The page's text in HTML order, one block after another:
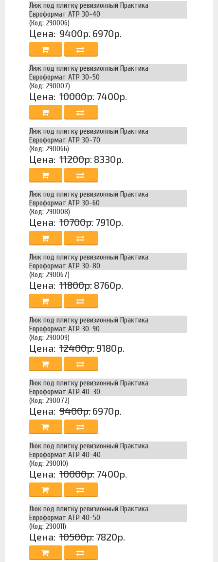
Люк под плитку ревизионный Практика
Евроформат АТР 30-40
(Код: 290006)
Цена: 9400р. 6970р.
Люк под плитку ревизионный Практика
Евроформат АТР 30-50
(Код: 290007)
Цена: 10000р. 7400р.
Люк под плитку ревизионный Практика
Евроформат АТР 30-70
(Код: 290066)
Цена: 11200р. 8330р.
Люк под плитку ревизионный Практика
Евроформат АТР 30-60
(Код: 290008)
Цена: 10700р. 7910р.
Люк под плитку ревизионный Практика
Евроформат АТР 30-80
(Код: 290067)
Цена: 11800р. 8760р.
Люк под плитку ревизионный Практика
Евроформат АТР 30-90
(Код: 290009)
Цена: 12400р. 9180р.
Люк под плитку ревизионный Практика
Евроформат АТР 40-30
(Код: 290072)
Цена: 9400р. 6970р.
Люк под плитку ревизионный Практика
Евроформат АТР 40-40
(Код: 290010)
Цена: 10000р. 7400р.
Люк под плитку ревизионный Практика
Евроформат АТР 40-50
(Код: 290011)
Цена: 10500р. 7820р.